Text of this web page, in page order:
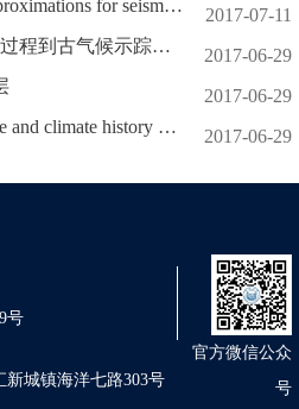
7月12日：Generalized approximations for seismic anisotropy
2017-07-11
5月31日 同位素：从现代过程到古气候示踪研究
2017-06-29
2017-06-29
6月16日：Cenozoic sea ice and climate history of the Arctic Ocean: Milestones from past and future IODP drilling
2017-06-29
号
城镇海洋七路303号
官方微信公众
号